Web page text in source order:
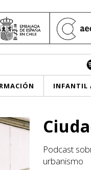
INFANTIL
Podcast
urbanismo